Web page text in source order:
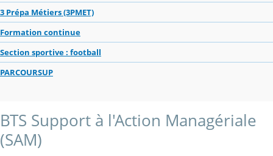
3 Prépa Métiers (3PMET)
Formation continue
Section sportive : football
PARCOURSUP
BTS Support à l'Action Managériale
(SAM)